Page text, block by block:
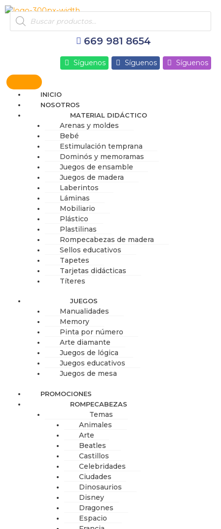
al
contenido
Products
search
669 981 8654
Síguenos Síguenos Síguenos
INICIO
NOSOTROS
MATERIAL DIDÁCTICO
Arenas y moldes
Bebé
Estimulación temprana
Dominós y memoramas
Juegos de ensamble
Juegos de madera
Laberintos
Láminas
Mobiliario
Plástico
Plastilinas
Rompecabezas de madera
Sellos educativos
Tapetes
Tarjetas didácticas
Títeres
JUEGOS
Manualidades
Memory
Pinta por número
Arte diamante
Juegos de lógica
Juegos educativos
Juegos de mesa
PROMOCIONES
ROMPECABEZAS
Temas
Animales
Arte
Beatles
Castillos
Celebridades
Ciudades
Dinosaurios
Disney
Dragones
Espacio